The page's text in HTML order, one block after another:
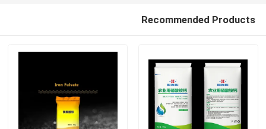
DMF
اسید هومیک
Recommended Products